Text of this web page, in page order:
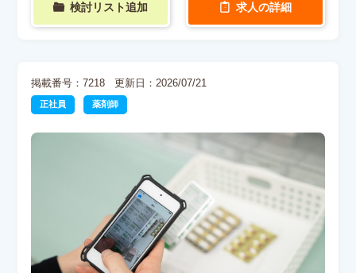
検討リスト追加 求人の詳細
掲載番号：7218 更新日：2026/07/21
正社員 薬剤師